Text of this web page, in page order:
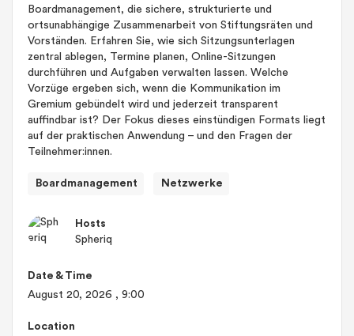
Boardmanagement, die sichere, strukturierte und
ortsunabhängige Zusammenarbeit von Stiftungsräten und
Vorständen. Erfahren Sie, wie sich Sitzungsunterlagen
zentral ablegen, Termine planen, Online-Sitzungen
durchführen und Aufgaben verwalten lassen. Welche
Vorzüge ergeben sich, wenn die Kommunikation im
Gremium gebündelt wird und jederzeit transparent
auffindbar ist? Der Fokus dieses einstündigen Formats liegt
auf der praktischen Anwendung – und den Fragen der
Teilnehmer:innen.
Boardmanagement Netzwerke
Hosts
Spheriq
Date & Time
August 20, 2026 , 9:00
Location